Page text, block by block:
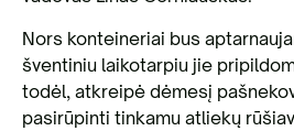
Nors konteineriai bus
šventiniu laikotarpiu jie
todėl, atkreipė dėmesį
pasirūpinti tinkamu atliekų